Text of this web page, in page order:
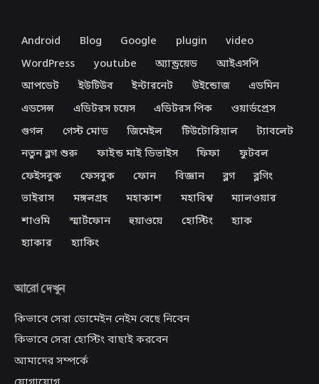
Android Blog Google plugin
video
WordPress
youtube অ্যান্ড্রয়েড
আইএসপি
আপডেট
ইউটিউব ইন্টারনেট উইন্ডোজ
এডমিন
এডসেন্স
এডিটরস চয়েস এডিটরস পিক
ওয়ার্ডপ্রেস
গুগল
গেস্ট মোড জিমেইল টিউটোরিয়াল
ট্যাবলেট
নতুন ব্লগ শুরু
ফাইন্ড মাই ডিভাইস ফিফা
ফুটবল
ফেইসবুক
ফেসবুক ফোন বিজ্ঞান ব্লগ
ব্লগিং
ভাইরাস
মঙ্গলগ্রহ মহাকাশ মহাবিশ্ব
ম্যালওয়ার
শাওমি
স্মার্টফোন হুয়াওয়ে হোস্টিং
হ্যাক
হ্যাকার
হ্যাকিং
আরো দেখুন
কিভাবে সেরা ডোমেইন নেইম বেছে নিবেন
কিভাবে সেরা হোস্টিং বাছাই করবেন
আমাদের সম্পর্কে